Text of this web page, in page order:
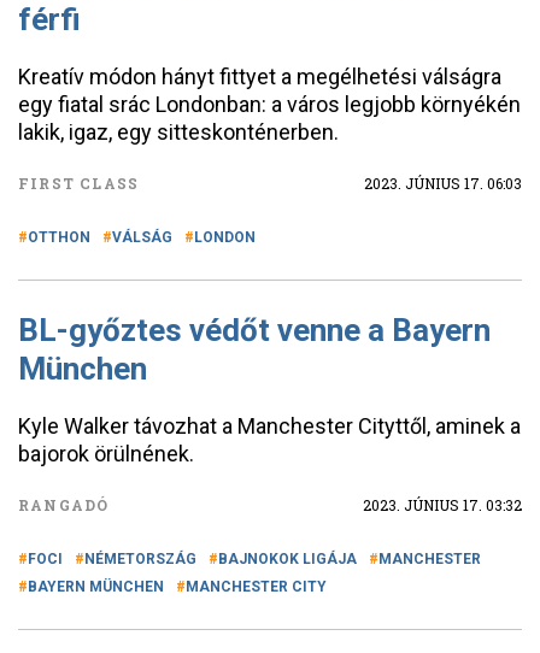
férfi
Kreatív módon hányt fittyet a megélhetési válságra
egy fiatal srác Londonban: a város legjobb környékén
lakik, igaz, egy sitteskonténerben.
FIRST CLASS 2023. JÚNIUS 17. 06:03
OTTHON VÁLSÁG LONDON
BL-győztes védőt venne a Bayern
München
Kyle Walker távozhat a Manchester Cityttől, aminek a
bajorok örülnének.
RANGADÓ 2023. JÚNIUS 17. 03:32
FOCI NÉMETORSZÁG BAJNOKOK LIGÁJA
MANCHESTER
BAYERN MÜNCHEN
MANCHESTER CITY